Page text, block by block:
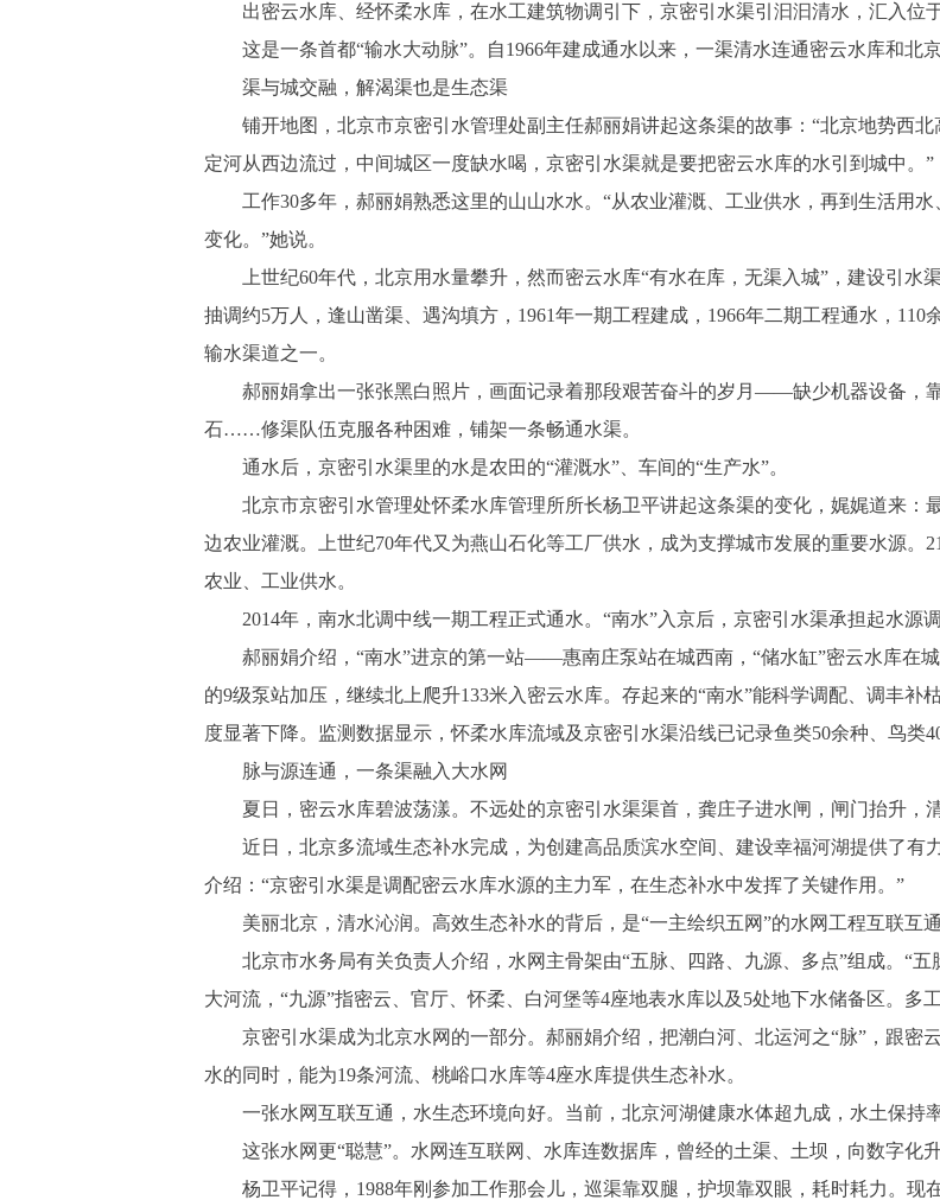
出密云水库、经怀柔水库，在水工建筑物调引下，京密引水渠引汩汩清水，汇入位于
这是一条首都“输水大动脉”。自1966年建成通水以来，一渠清水连通密云水库和北京
渠与城交融，解渴渠也是生态渠
铺开地图，北京市京密引水管理处副主任郝丽娟讲起这条渠的故事：“北京地势西北
定河从西边流过，中间城区一度缺水喝，京密引水渠就是要把密云水库的水引到城中。”
工作30多年，郝丽娟熟悉这里的山山水水。“从农业灌溉、工业供水，再到生活用水
变化。”她说。
上世纪60年代，北京用水量攀升，然而密云水库“有水在库，无渠入城”，建设引水
抽调约5万人，逢山凿渠、遇沟填方，1961年一期工程建成，1966年二期工程通水，
输水渠道之一。
郝丽娟拿出一张张黑白照片，画面记录着那段艰苦奋斗的岁月——缺少机器设备，
石……修渠队伍克服各种困难，铺架一条畅通水渠。
通水后，京密引水渠里的水是农田的“灌溉水”、车间的“生产水”。
北京市京密引水管理处怀柔水库管理所所长杨卫平讲起这条渠的变化，娓娓道来：
边农业灌溉。上世纪70年代又为燕山石化等工厂供水，成为支撑城市发展的重要水源。
农业、工业供水。
2014年，南水北调中线一期工程正式通水。“南水”入京后，京密引水渠承担起水源调
郝丽娟介绍，“南水”进京的第一站——惠南庄泵站在城西南，“储水缸”密云水库在城
的9级泵站加压，继续北上爬升133米入密云水库。存起来的“南水”能科学调配、调丰补
度显著下降。监测数据显示，怀柔水库流域及京密引水渠沿线已记录鱼类50余种、鸟类
脉与源连通，一条渠融入大水网
夏日，密云水库碧波荡漾。不远处的京密引水渠渠首，龚庄子进水闸，闸门抬升，清
近日，北京多流域生态补水完成，为创建高品质滨水空间、建设幸福河湖提供了有
介绍：“京密引水渠是调配密云水库水源的主力军，在生态补水中发挥了关键作用。”
美丽北京，清水沁润。高效生态补水的背后，是“一主绘织五网”的水网工程互联互通
北京市水务局有关负责人介绍，水网主骨架由“五脉、四路、九源、多点”组成。“五
大河流，“九源”指密云、官厅、怀柔、白河堡等4座地表水库以及5处地下水储备区。多
京密引水渠成为北京水网的一部分。郝丽娟介绍，把潮白河、北运河之“脉”，跟密
水的同时，能为19条河流、桃峪口水库等4座水库提供生态补水。
一张水网互联互通，水生态环境向好。当前，北京河湖健康水体超九成，水土保持率
这张水网更“聪慧”。水网连互联网、水库连数据库，曾经的土渠、土坝，向数字化升
杨卫平记得，1988年刚参加工作那会儿，巡渠靠双腿，护坝靠双眼，耗时耗力。现